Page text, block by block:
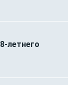
летнего